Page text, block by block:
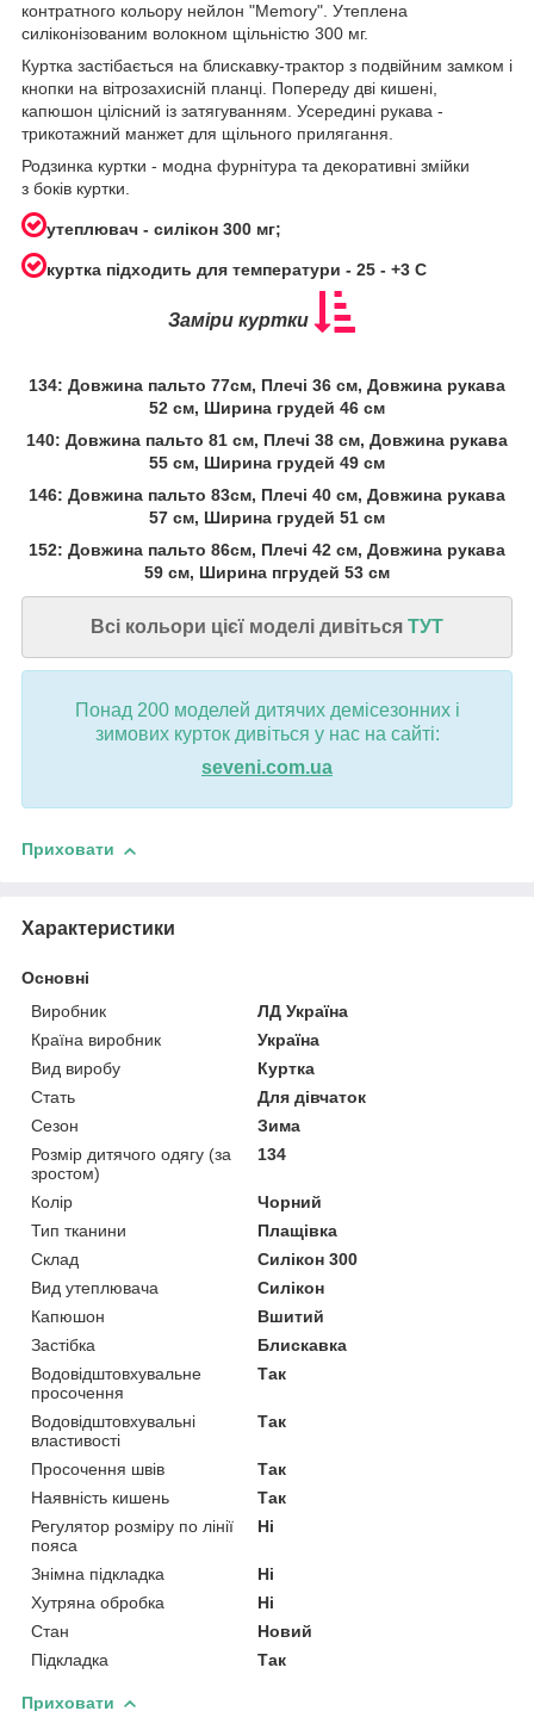
контратного кольору нейлон "Memory". Утеплена
силіконізованим волокном щільністю 300 мг.
Куртка застібається на блискавку-трактор з подвійним замком і
кнопки на вітрозахисній планці. Попереду дві кишені,
капюшон цілісний із затягуванням. Усередині рукава -
трикотажний манжет для щільного прилягання.
Родзинка куртки - модна фурнітура та декоративні змійки
з боків куртки.
утеплювач - силікон 300 мг;
куртка підходить для температури - 25 - +3 С
Заміри куртки
134: Довжина пальто 77см, Плечі 36 см, Довжина рукава
52 см, Ширина грудей 46 см
140: Довжина пальто 81 см, Плечі 38 см, Довжина рукава
55 см, Ширина грудей 49 см
146: Довжина пальто 83см, Плечі 40 см, Довжина рукава
57 см, Ширина грудей 51 см
152: Довжина пальто 86см, Плечі 42 см, Довжина рукава
59 см, Ширина пгрудей 53 см
Всі кольори цієї моделі дивіться ТУТ
Понад 200 моделей дитячих демісезонних і
зимових курток дивіться у нас на сайті:
seveni.com.ua
Приховати
Характеристики
Основні
Виробник
ЛД Україна
Країна виробник
Україна
Вид виробу
Куртка
Стать
Для дівчаток
Сезон
Зима
Розмір дитячого одягу (за
зростом)
134
Колір
Чорний
Тип тканини
Плащівка
Склад
Силікон 300
Вид утеплювача
Силікон
Капюшон
Вшитий
Застібка
Блискавка
Водовідштовхувальне
просочення
Так
Водовідштовхувальні
властивості
Так
Просочення швів
Так
Наявність кишень
Так
Регулятор розміру по лінії
пояса
Ні
Знімна підкладка
Ні
Хутряна обробка
Ні
Стан
Новий
Підкладка
Так
Приховати